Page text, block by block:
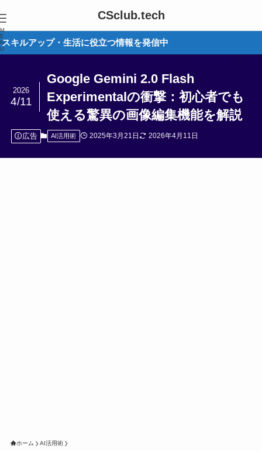
CSclub.tech
M
E
N
U
生活に役立つ情報を発信中
Google Gemini 2.0 Flash
Experimentalの衝撃：初心者でも
使える驚異の画像編集機能を解説
2026
4/11
広告 AI活用術 2025年3月21日 2026年4月11日
ホーム AI活用術